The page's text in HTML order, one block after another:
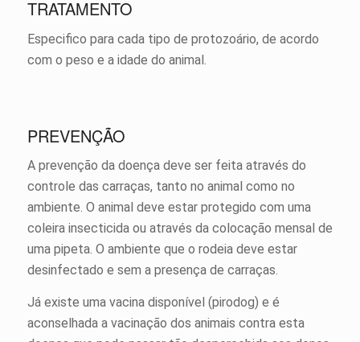
TRATAMENTO
Especifico para cada tipo de protozoário, de acordo
com o peso e a idade do animal.
PREVENÇÃO
A prevenção da doença deve ser feita através do
controle das carraças, tanto no animal como no
ambiente. O animal deve estar protegido com uma
coleira insecticida ou através da colocação mensal de
uma pipeta. O ambiente que o rodeia deve estar
desinfectado e sem a presença de carraças.
Já existe uma vacina disponível (pirodog) e é
aconselhada a vacinação dos animais contra esta